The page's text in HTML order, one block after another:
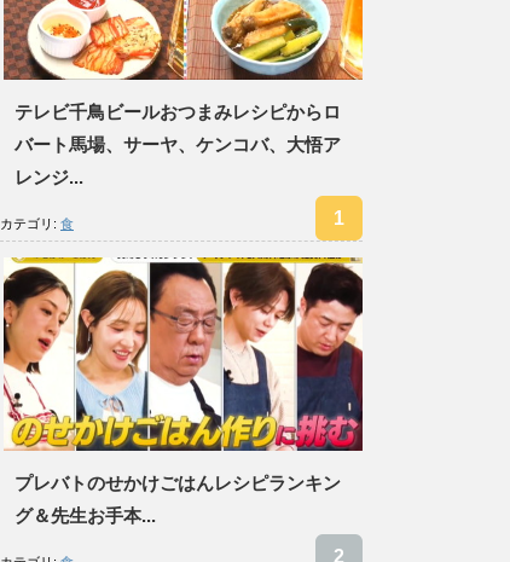
テレビ千鳥ビールおつまみレシピからロ
バート馬場、サーヤ、ケンコバ、大悟ア
レンジ...
カテゴリ: 食
プレバトのせかけごはんレシピランキン
グ＆先生お手本...